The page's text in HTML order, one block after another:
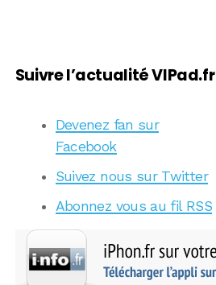
Suivre l’actualité VIPad.fr
Devenez fan sur
Facebook
Suivez nous sur Twitter
Abonnez vous au fil RSS